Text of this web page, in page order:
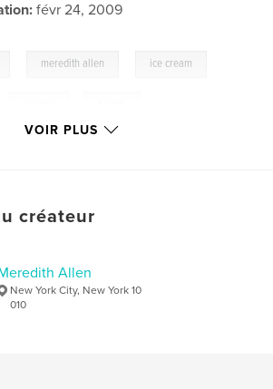
févr 24, 2009
meredith allen ice cream
VOIR PLUS
créateur
Allen
New York City, New York 10
010